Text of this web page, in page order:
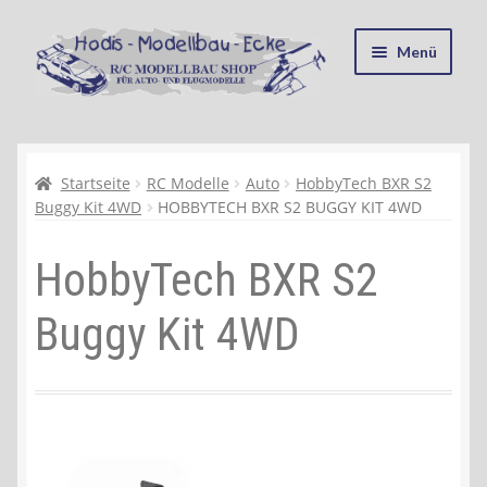
Zur
Navigation
springen
Zum
Inhalt
springen
Menü
Kasse
Recycling, Entsorgung und Umwelt
Shop
Startseite RC Modelle Auto
HobbyTech BXR S2
Buggy Kit 4WD
HOBBYTECH BXR S2 BUGGY KIT 4WD
HobbyTech BXR S2
Buggy Kit 4WD